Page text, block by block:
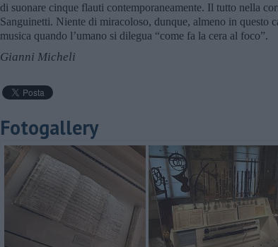
di suonare cinque flauti contemporaneamente. Il tutto nella
Sanguinetti. Niente di miracoloso, dunque, almeno in questo
musica quando l’umano si dilegua “come fa la cera al foco”.
Gianni Micheli
Fotogallery